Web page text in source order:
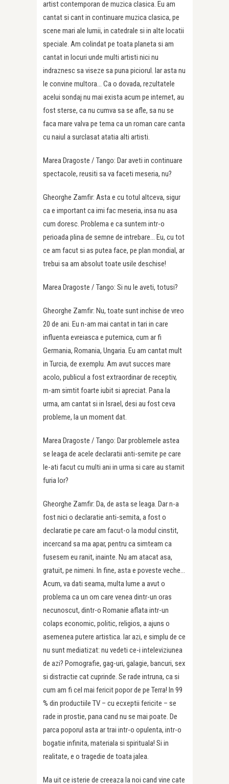
artist contemporan de muzica clasica. Eu am
cantat si cant in continuare muzica clasica, pe
scene mari ale lumii, in catedrale si in alte locatii
speciale. Am colindat pe toata planeta si am
cantat in locuri unde multi artisti nici nu
indraznesc sa viseze sa puna piciorul. Iar asta nu
le convine multora… Ca o dovada, rezultatele
acelui sondaj nu mai exista acum pe internet, au
fost sterse, ca nu cumva sa se afle, sa nu se
faca mare valva pe tema ca un roman care canta
cu naiul a surclasat atatia alti artisti.
Marea Dragoste / Tango: Dar aveti in continuare
spectacole, reusiti sa va faceti meseria, nu?
Gheorghe Zamfir: Asta e cu totul altceva, sigur
ca e important ca imi fac meseria, insa nu asa
cum doresc. Problema e ca suntem intr-o
perioada plina de semne de intrebare… Eu, cu tot
ce am facut si as putea face, pe plan mondial, ar
trebui sa am absolut toate usile deschise!
Marea Dragoste / Tango: Si nu le aveti, totusi?
Gheorghe Zamfir: Nu, toate sunt inchise de vreo
20 de ani. Eu n-am mai cantat in tari in care
influenta evreiasca e puternica, cum ar fi
Germania, Romania, Ungaria. Eu am cantat mult
in Turcia, de exemplu. Am avut succes mare
acolo, publicul a fost extraordinar de receptiv,
m-am simtit foarte iubit si apreciat. Pana la
urma, am cantat si in Israel, desi au fost ceva
probleme, la un moment dat.
Marea Dragoste / Tango: Dar problemele astea
se leaga de acele declaratii anti-semite pe care
le-ati facut cu multi ani in urma si care au starnit
furia lor?
Gheorghe Zamfir: Da, de asta se leaga. Dar n-a
fost nici o declaratie anti-semita, a fost o
declaratie pe care am facut-o la modul cinstit,
incercand sa ma apar, pentru ca simteam ca
fusesem eu ranit, inainte. Nu am atacat asa,
gratuit, pe nimeni. In fine, asta e poveste veche…
Acum, va dati seama, multa lume a avut o
problema ca un om care venea dintr-un oras
necunoscut, dintr-o Romanie aflata intr-un
colaps economic, politic, religios, a ajuns o
asemenea putere artistica. Iar azi, e simplu de ce
nu sunt mediatizat: nu vedeti ce-i inteleviziunea
de azi? Pornografie, gag-uri, galagie, bancuri, sex
si distractie cat cuprinde. Se rade intruna, ca si
cum am fi cel mai fericit popor de pe Terra! In 99
% din productiile TV – cu ecxeptii fericite – se
rade in prostie, pana cand nu se mai poate. De
parca poporul asta ar trai intr-o opulenta, intr-o
bogatie infinita, materiala si spirituala! Si in
realitate, e o tragedie de toata jalea.
Ma uit ce isterie de creeaza la noi cand vine cate